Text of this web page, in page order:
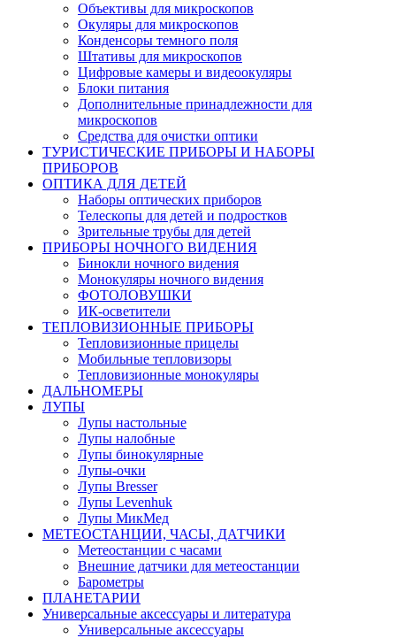
Объективы для микроскопов
Окуляры для микроскопов
Конденсоры темного поля
Штативы для микроскопов
Цифровые камеры и видеоокуляры
Блоки питания
Дополнительные принадлежности для
микроскопов
Средства для очистки оптики
ТУРИСТИЧЕСКИЕ ПРИБОРЫ И НАБОРЫ
ПРИБОРОВ
ОПТИКА ДЛЯ ДЕТЕЙ
Наборы оптических приборов
Телескопы для детей и подростков
Зрительные трубы для детей
ПРИБОРЫ НОЧНОГО ВИДЕНИЯ
Бинокли ночного видения
Монокуляры ночного видения
ФОТОЛОВУШКИ
ИК-осветители
ТЕПЛОВИЗИОННЫЕ ПРИБОРЫ
Тепловизионные прицелы
Мобильные тепловизоры
Тепловизионные монокуляры
ДАЛЬНОМЕРЫ
ЛУПЫ
Лупы настольные
Лупы налобные
Лупы бинокулярные
Лупы-очки
Лупы Bresser
Лупы Levenhuk
Лупы МикМед
МЕТЕОСТАНЦИИ, ЧАСЫ, ДАТЧИКИ
Метеостанции с часами
Внешние датчики для метеостанции
Барометры
ПЛАНЕТАРИИ
Универсальные аксессуары и литература
Универсальные аксессуары